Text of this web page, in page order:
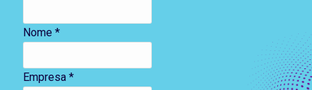
Nome *
Empresa *